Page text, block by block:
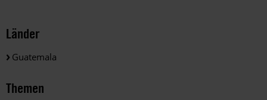
Länder
Guatemala
Themen